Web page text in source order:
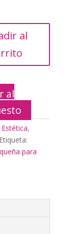
al
al
Estética,
Etiqueta:
para